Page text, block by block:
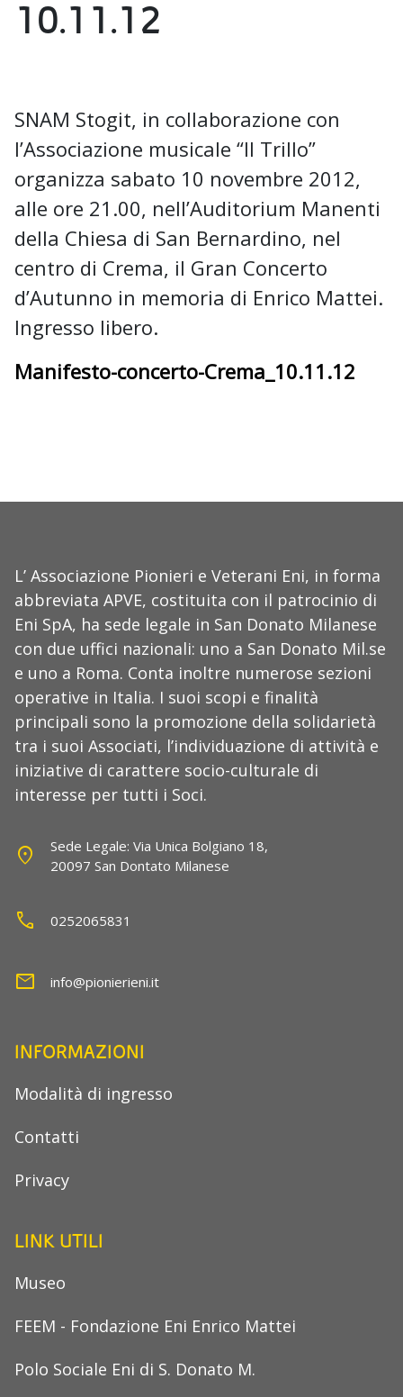
10.11.12
SNAM Stogit, in collaborazione con
l’Associazione musicale “Il Trillo”
organizza sabato 10 novembre 2012,
alle ore 21.00, nell’Auditorium Manenti
della Chiesa di San Bernardino, nel
centro di Crema, il Gran Concerto
d’Autunno in memoria di Enrico Mattei.
Ingresso libero.
Manifesto-concerto-Crema_10.11.12
L’ Associazione Pionieri e Veterani Eni, in forma
abbreviata APVE, costituita con il patrocinio di
Eni SpA, ha sede legale in San Donato Milanese
con due uffici nazionali: uno a San Donato Mil.se
e uno a Roma. Conta inoltre numerose sezioni
operative in Italia. I suoi scopi e finalità
principali sono la promozione della solidarietà
tra i suoi Associati, l’individuazione di attività e
iniziative di carattere socio-culturale di
interesse per tutti i Soci.
location_on
Sede Legale: Via Unica Bolgiano 18,
20097 San Dontato Milanese
call 0252065831
mail info@pionierieni.it
INFORMAZIONI
Modalità di ingresso
Contatti
Privacy
LINK UTILI
Museo
FEEM - Fondazione Eni Enrico Mattei
Polo Sociale Eni di S. Donato M.